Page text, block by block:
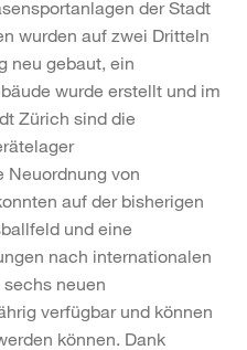
der Stadt
wurden auf zwei Dritteln
neu gebaut, ein
wurde erstellt und im
Zürich sind die
Neuordnung von
auf der bisherigen
und eine
nach internationalen
neuen
verfügbar und können
können. Dank